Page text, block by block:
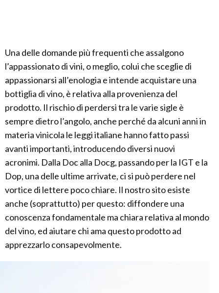
Una delle domande più frequenti che assalgono
l’appassionato di vini, o meglio, colui che sceglie di
appassionarsi all’enologia e intende acquistare una
bottiglia di vino, è relativa alla provenienza del
prodotto. Il rischio di perdersi tra le varie sigle è
sempre dietro l’angolo, anche perché da alcuni anni in
materia vinicola le leggi italiane hanno fatto passi
avanti importanti, introducendo diversi nuovi
acronimi. Dalla Doc alla Docg, passando per la IGT e la
Dop, una delle ultime arrivate, ci si può perdere nel
vortice di lettere poco chiare. Il nostro sito esiste
anche (soprattutto) per questo: diffondere una
conoscenza fondamentale ma chiara relativa al mondo
del vino, ed aiutare chi ama questo prodotto ad
apprezzarlo consapevolmente.